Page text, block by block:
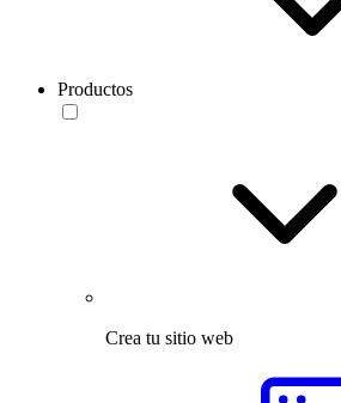
Productos
Crea tu sitio web